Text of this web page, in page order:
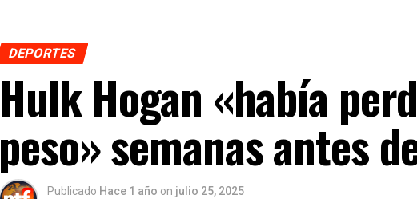
DEPORTES
Hulk Hogan «había
peso» semanas antes
Publicado Hace 1 año on julio 25, 2025